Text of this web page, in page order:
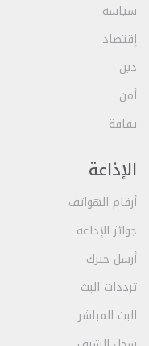
سياسة
إقتصاد
دين
أمن
ثقافة
الإذاعة
أرقام الهواتف
جوائز الإذاعة
أرسل خبرك
ترددات البث
البث المباشر